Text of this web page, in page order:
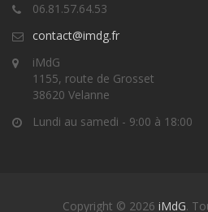
06.81.57.64.53
contact@imdg.fr
iMdG
1155, route de Grosset
38620 Velanne
Lundi au samedi - 9:00 à 18:00
Copyright © 2026 iMdG.